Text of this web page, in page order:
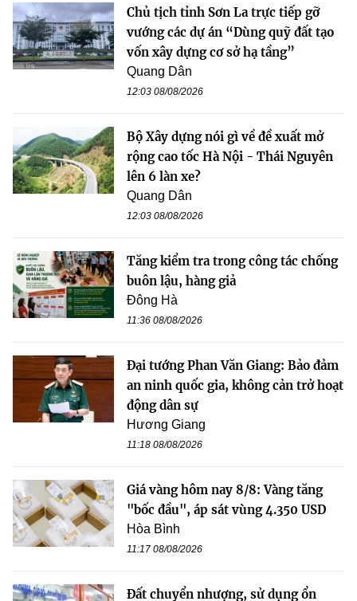
Chủ tịch tỉnh Sơn La trực tiếp gỡ
vướng các dự án “Dùng quỹ đất tạo
vốn xây dựng cơ sở hạ tầng”
Quang Dân
12:03 08/08/2026
Bộ Xây dựng nói gì về đề xuất mở
rộng cao tốc Hà Nội - Thái Nguyên
lên 6 làn xe?
Quang Dân
12:03 08/08/2026
Tăng kiểm tra trong công tác chống
buôn lậu, hàng giả
Đông Hà
11:36 08/08/2026
Đại tướng Phan Văn Giang: Bảo đảm
an ninh quốc gia, không cản trở hoạt
động dân sự
Hương Giang
11:18 08/08/2026
Giá vàng hôm nay 8/8: Vàng tăng
"bốc đầu", áp sát vùng 4.350 USD
Hòa Bình
11:17 08/08/2026
Đất chuyển nhượng, sử dụng ổn